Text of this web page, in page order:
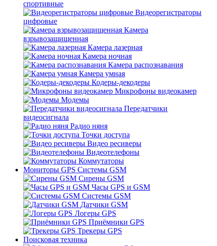
спортивные
Видеорегистраторы
цифровые
Камера
взрывозащищенная
Камера лазерная
Камера ночная
Камера распознавания
Камера умная
Кодеры-декодеры
Микрофоны видеокамер
Модемы
Передатчики
видеосигнала
Радио няня
Точки доступа
Видео ресиверы
Видеотелефоны
Коммутаторы
Мониторы GPS Системы GSM
Сирены GSM
Часы GPS и GSM
Системы GSM
Датчики GSM
Логеры GPS
Приёмники GPS
Трекеры GPS
Поисковая техника